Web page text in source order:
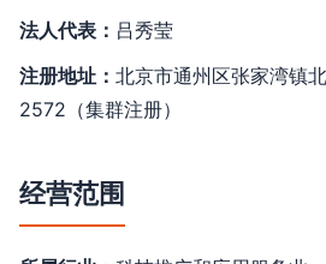
法人代表： 吕秀莹
注册地址： 北京市通州区张家湾镇
2572（集群注册）
经营范围